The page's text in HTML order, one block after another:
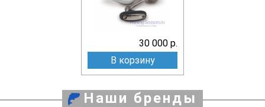
30 000 р.
В корзину
Наши бренды